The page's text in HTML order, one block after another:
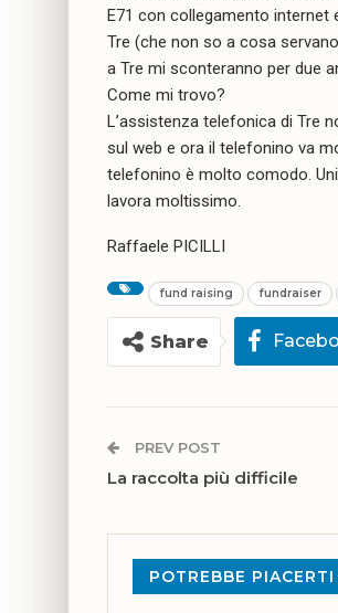
E71 con collegamento internet
Tre (che non so a cosa
a Tre mi sconteranno per due
Come mi trovo?
L’assistenza telefonica di Tre
sul web e ora il telefonino va
telefonino è molto comodo.
lavora moltissimo.
Raffaele PICILLI
fund raising fundraiser
Share
PREV POST
La raccolta più difficile
POTREBBE PIACERTI